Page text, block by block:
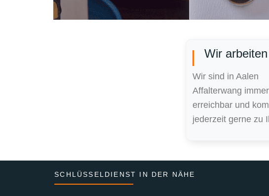
Wir
Wir sind in Aalen
Affalterwang immer
erreichbar und
jederzeit gerne zu
SCHLÜSSELDIENST IN DER NÄHE